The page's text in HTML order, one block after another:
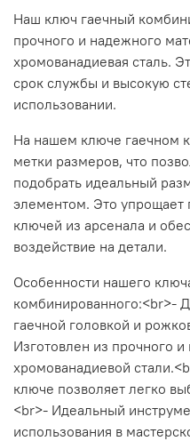
Наш ключ гаечный
прочного и надежного
хромованадиевая сталь.
срок службы и высокую
использовании.
На нашем ключе гаечном
метки размеров, что
подобрать идеальный
элементом. Это
ключей из арсенала и
воздействие на детали.
Особенности нашего
комбинированного:<br>-
гаечной головкой и
Изготовлен из прочного
хромованадиевой
ключе позволяет легко
<br>- Идеальный
использования в